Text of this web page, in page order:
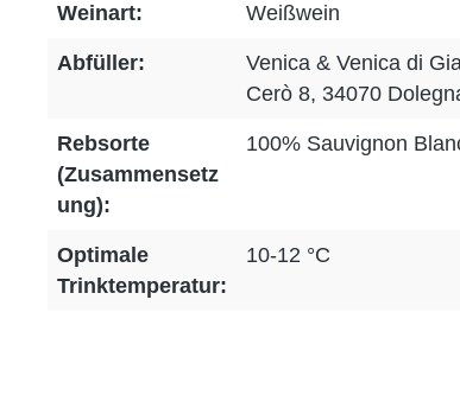
Weinart: Weißwein
Abfüller:
Venica & Venica di
Cerò 8, 34070
Rebsorte
(Zusammensetz
ung):
100% Sauvignon
Optimale
Trinktemperatur:
10-12 °C